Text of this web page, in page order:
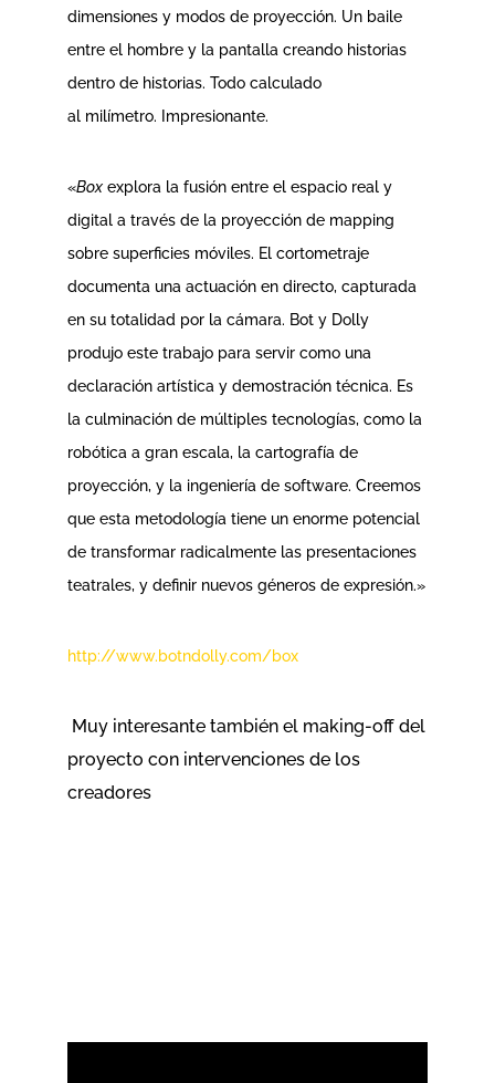
dimensiones y modos de proyección. Un baile
entre el hombre y la pantalla creando historias
dentro de historias. Todo calculado
al milímetro. Impresionante.
«Boxexplora la fusión entre el espacio real y
digital a través de la proyección de mapping
sobre superficies móviles. El cortometraje
documenta una actuación en directo, capturada
en su totalidad por la cámara. Bot y Dolly
produjo este trabajo para servir como una
declaración artística y demostración técnica. Es
la culminación de múltiples tecnologías, como la
robótica a gran escala, la cartografía de
proyección, y la ingeniería de software. Creemos
que esta metodología tiene un enorme potencial
de transformar radicalmente las presentaciones
teatrales, y definir nuevos géneros de expresión.»
http://www.botndolly.com/box
Muy interesante también el making-off del
proyecto con intervenciones de los
creadores